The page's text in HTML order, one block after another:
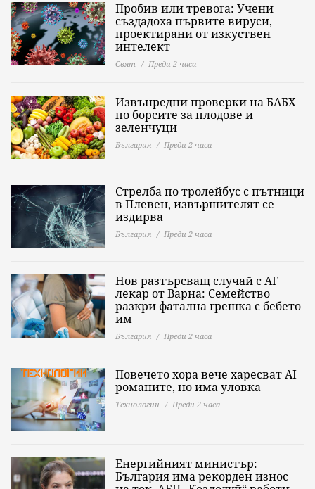
Пробив или тревога: Учени
създадоха първите вируси,
проектирани от изкуствен
интелект
Свят Преди 2 часа
Извънредни проверки на БАБХ
по борсите за плодове и
зеленчуци
България Преди 2 часа
Стрелба по тролейбус с пътници
в Плевен, извършителят се
издирва
България Преди 2 часа
Нов разтърсващ случай с АГ
лекар от Варна: Семейство
разкри фатална грешка с бебето
им
България Преди 2 часа
Повечето хора вече харесват AI
романите, но има уловка
Технологии Преди 2 часа
Енергийният министър:
България има рекорден износ